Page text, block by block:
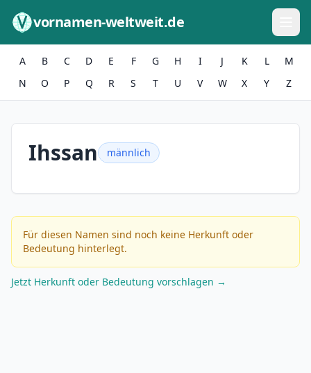
vornamen-weltweit.de
A B C D E F G H I J K L
M
N
O P Q R S T U V W X Y Z
Ihssan männlich
Für diesen Namen sind noch keine Herkunft oder
Bedeutung hinterlegt.
Jetzt Herkunft oder Bedeutung vorschlagen →